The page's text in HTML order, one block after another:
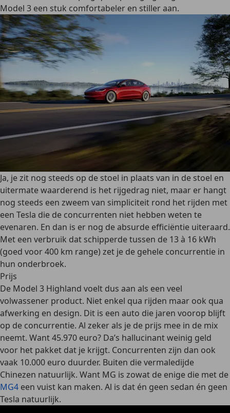
Model 3 een stuk comfortabeler en stiller aan.
Ja, je zit nog steeds op de stoel in plaats van in de stoel en
uitermate waarderend is het rijgedrag niet, maar er hangt
nog steeds een zweem van simpliciteit rond het rijden met
een Tesla die de concurrenten niet hebben weten te
evenaren. En dan is er nog de absurde efficiëntie uiteraard.
Met een verbruik dat schipperde tussen de 13 à 16 kWh
(goed voor 400 km range) zet je de gehele concurrentie in
hun onderbroek.
Prijs
De Model 3 Highland voelt dus aan als een veel
volwassener product. Niet enkel qua rijden maar ook qua
afwerking en design. Dit is een auto die jaren voorop blijft
op de concurrentie. Al zeker als je de prijs mee in de mix
neemt. Want 45.970 euro? Da’s hallucinant weinig geld
voor het pakket dat je krijgt. Concurrenten zijn dan ook
vaak 10.000 euro duurder. Buiten die vermaledijde
Chinezen natuurlijk. Want MG is zowat de enige die met de
MG4 een vuist kan maken. Al is dat én geen sedan én geen
Tesla natuurlijk.